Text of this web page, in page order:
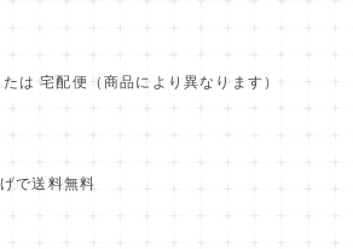
は 宅配便（商品により異なります）
で送料無料